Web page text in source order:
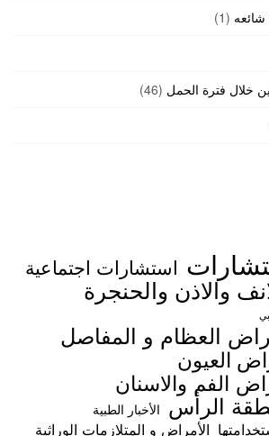
(1)
خلال فترة الحمل (46)
استشارات اجتماعية
والاذن والحنجرة
العظام و المفاصل
العيون
الفم والاسنان
الرأس الأخبار الطبية
الأمراض و المتلازمات الوراثية